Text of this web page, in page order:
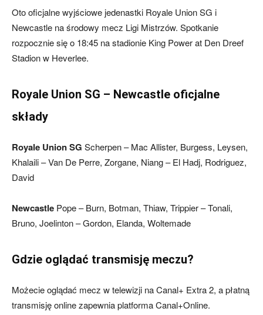
Oto oficjalne wyjściowe jedenastki Royale Union SG i
Newcastle na środowy mecz Ligi Mistrzów. Spotkanie
rozpocznie się o 18:45 na stadionie King Power at Den Dreef
Stadion w Heverlee.
Royale Union SG – Newcastle oficjalne
składy
Royale Union SG Scherpen – Mac Allister, Burgess, Leysen,
Khalaili – Van De Perre, Zorgane, Niang – El Hadj, Rodriguez,
David
Newcastle Pope – Burn, Botman, Thiaw, Trippier – Tonali,
Bruno, Joelinton – Gordon, Elanda, Woltemade
Gdzie oglądać transmisję meczu?
Możecie oglądać mecz w telewizji na Canal+ Extra 2, a płatną
transmisję online zapewnia platforma Canal+Online.